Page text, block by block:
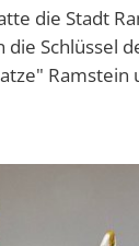
die Stadt
Schlüssel